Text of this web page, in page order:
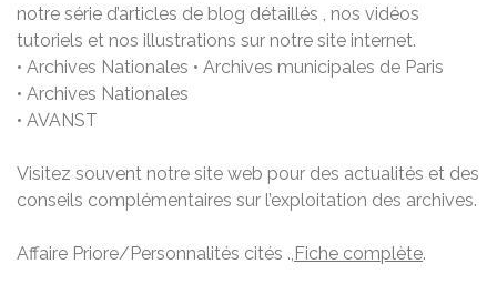
notre série d’articles de blog détaillés , nos vidéos
tutoriels et nos illustrations sur notre site internet.
• Archives Nationales • Archives municipales de Paris
• Archives Nationales
• AVANST
Visitez souvent notre site web pour des actualités et des
conseils complémentaires sur l’exploitation des archives.
Affaire Priore/Personnalités cités ., Fiche complète.